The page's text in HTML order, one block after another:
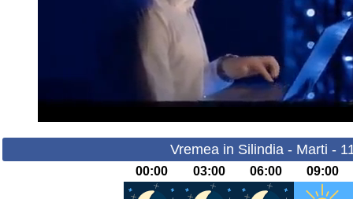
Vremea in Silindia - Marti -
00:00 03:00 06:00 09:00